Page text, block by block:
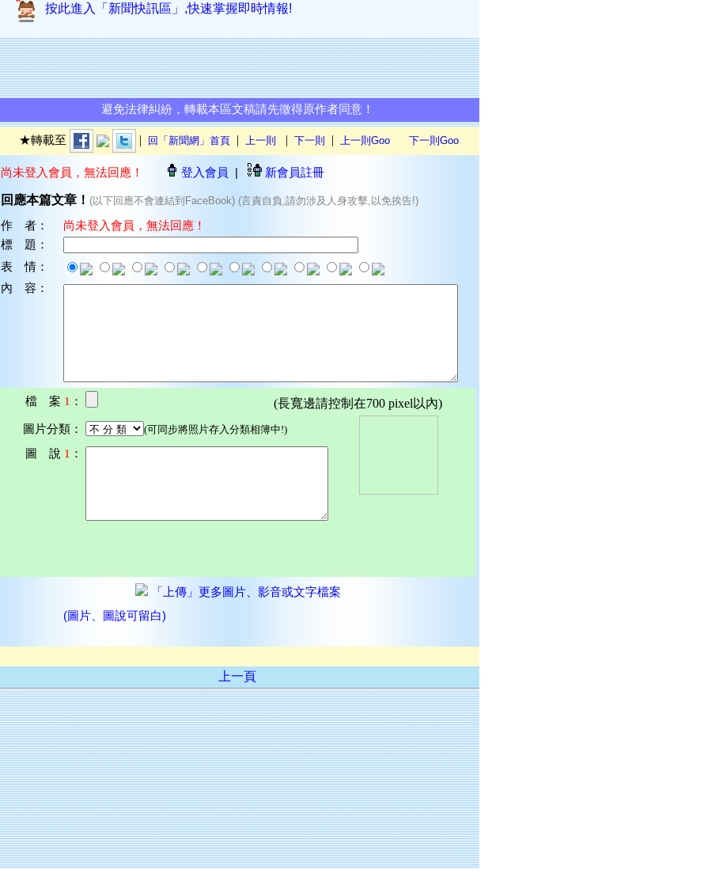
按此進入「新聞快訊區」,快速掌握即時情報!
避免法律糾紛，轉載本區文稿請先徵得原作者同意！
★轉載至 | 回「新聞網」首頁 | 上一則 | 下一則 | 上一則Goo 下一則Goo
尚未登入會員，無法回應！ 登入會員 | 新會員註冊
回應本篇文章！ (以下回應不會連結到FaceBook) (言責自負,請勿涉及人身攻擊,以免挨告!)
作 者：
尚未登入會員，無法回應！
標 題：
表 情：
內 容：
檔 案 1 ： (長寬邊請控制在700 pixel以內)
圖片分類： (可同步將照片存入分類相簿中!)
圖 說 1 ：
「上傳」更多圖片、影音或文字檔案
(圖片、圖說可留白)
上一頁